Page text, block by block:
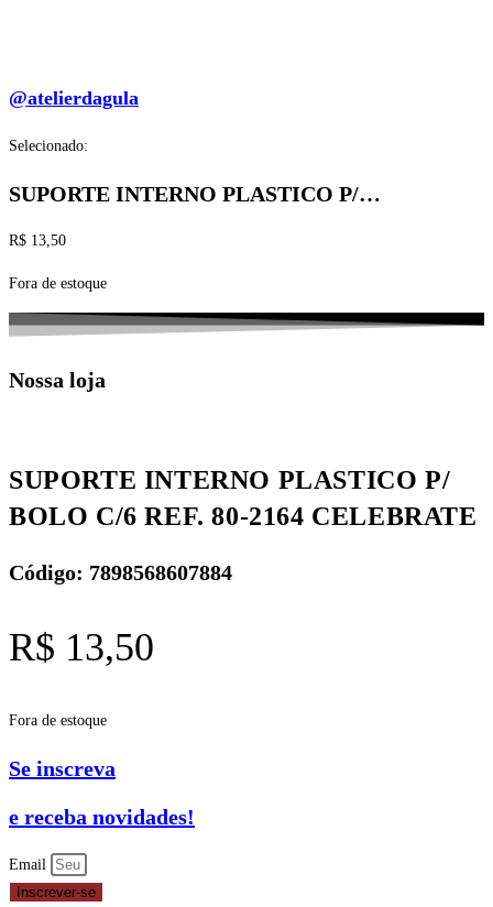
@atelierdagula
Selecionado:
SUPORTE INTERNO PLASTICO P/…
R$ 13,50
Fora de estoque
Nossa loja
SUPORTE INTERNO PLASTICO P/
BOLO C/6 REF. 80-2164 CELEBRATE
Código: 7898568607884
R$ 13,50
Fora de estoque
Se inscreva
e receba novidades!
Email
Inscrever-se